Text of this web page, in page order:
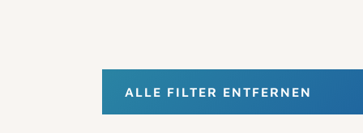
ALLE FILTER ENTFERNEN